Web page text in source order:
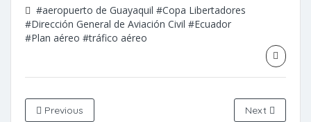
#aeropuerto de Guayaquil #Copa Libertadores
#Dirección General de Aviación Civil #Ecuador
#Plan aéreo #tráfico aéreo
Previous Next